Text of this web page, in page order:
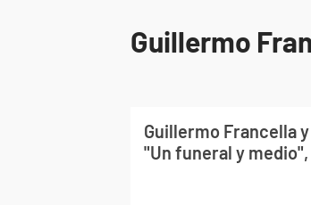
Guillermo
Guillermo Francella
"Un funeral y